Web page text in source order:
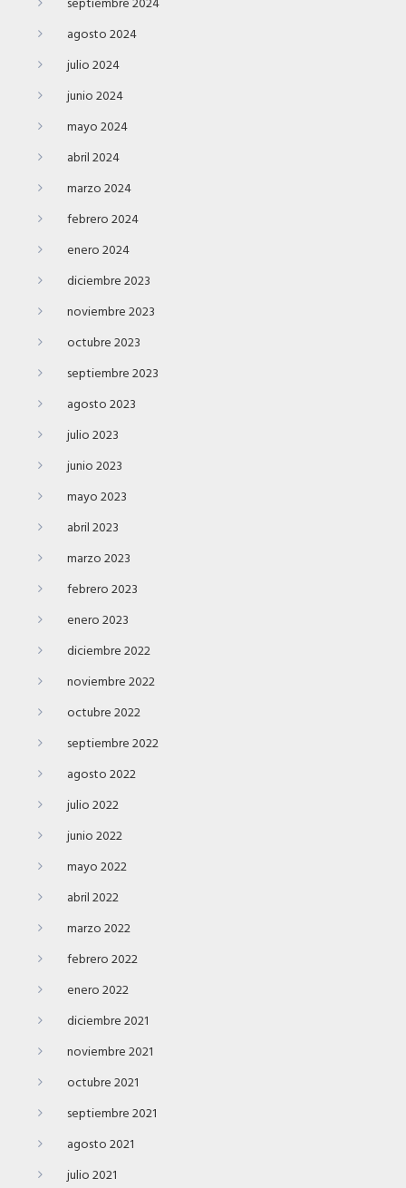
septiembre 2024
agosto 2024
julio 2024
junio 2024
mayo 2024
abril 2024
marzo 2024
febrero 2024
enero 2024
diciembre 2023
noviembre 2023
octubre 2023
septiembre 2023
agosto 2023
julio 2023
junio 2023
mayo 2023
abril 2023
marzo 2023
febrero 2023
enero 2023
diciembre 2022
noviembre 2022
octubre 2022
septiembre 2022
agosto 2022
julio 2022
junio 2022
mayo 2022
abril 2022
marzo 2022
febrero 2022
enero 2022
diciembre 2021
noviembre 2021
octubre 2021
septiembre 2021
agosto 2021
julio 2021